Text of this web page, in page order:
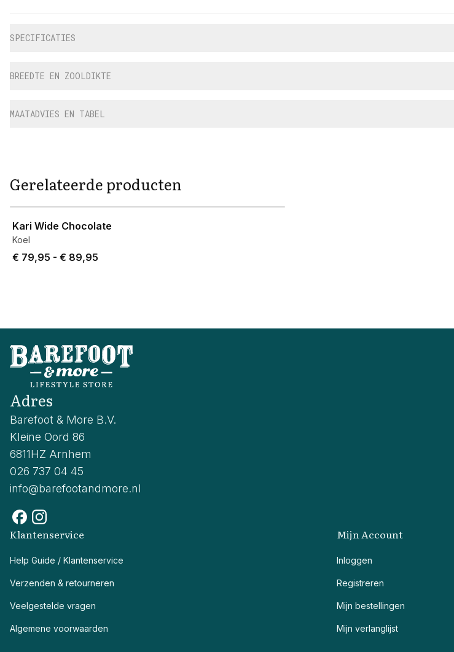
SPECIFICATIES
BREEDTE EN ZOOLDIKTE
MAATADVIES EN TABEL
Gerelateerde producten
Kari Wide Chocolate
Koel
Price from € 79,95 to € 89,95.
€ 79,95 - € 89,95
Adres
Barefoot & More B.V.
Kleine Oord 86
6811HZ Arnhem
026 737 04 45
info@barefootandmore.nl
Klantenservice
Help Guide / Klantenservice
Verzenden & retourneren
Veelgestelde vragen
Algemene voorwaarden
Mijn Account
Inloggen
Registreren
Mijn bestellingen
Mijn verlanglijst